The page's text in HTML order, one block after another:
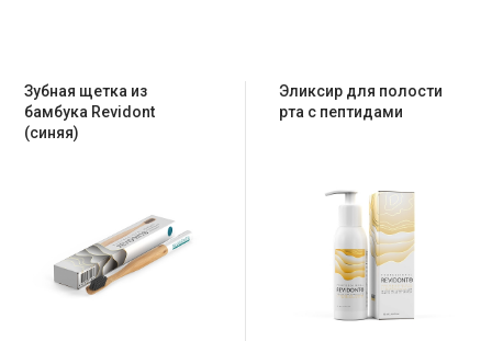
Зубная щетка из
бамбука Revidont
(синяя)
Эликсир для полости
рта с пептидами